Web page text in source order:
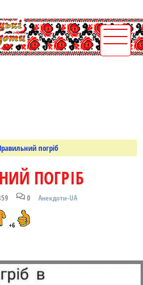
погріб
ПОГРІБ
0 Анекдоти-UA
+6